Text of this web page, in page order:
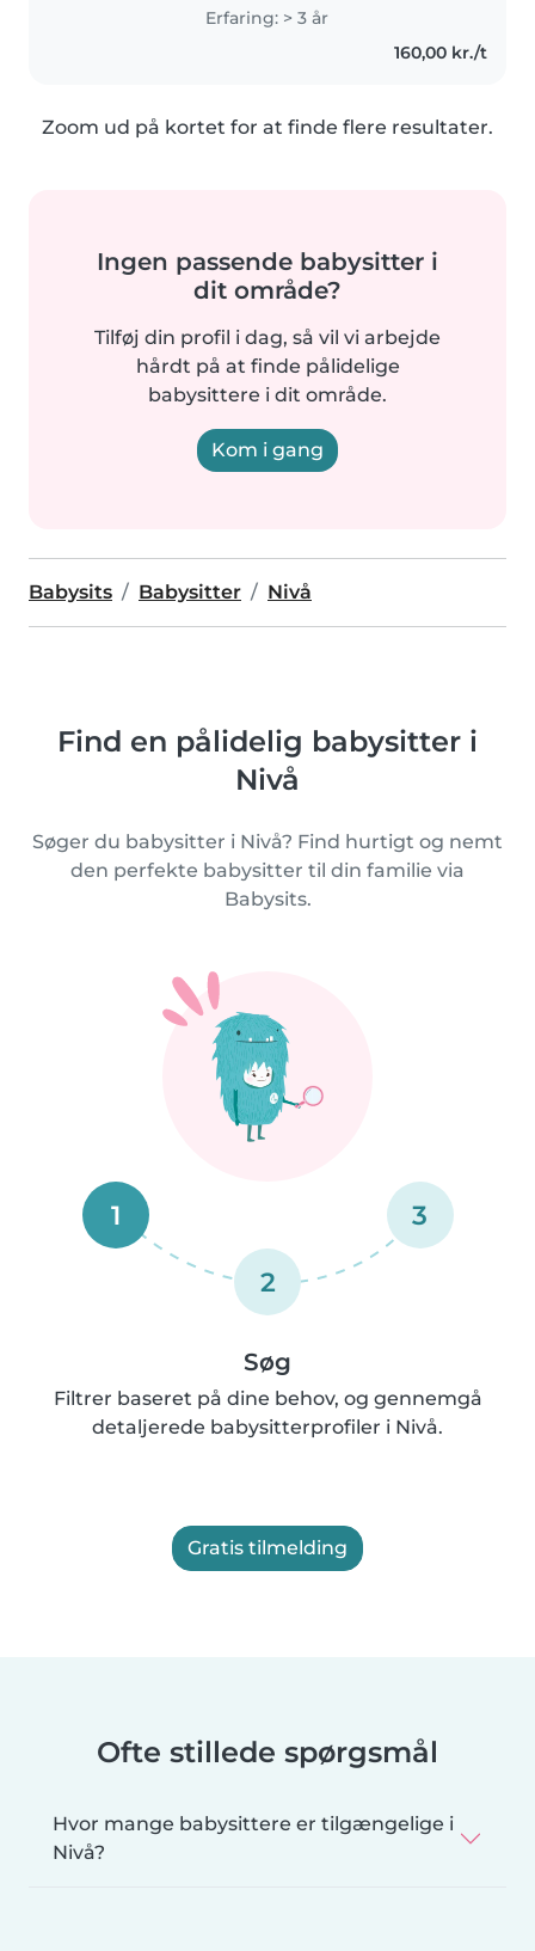
Erfaring: > 3 år
160,00 kr./t
Zoom ud på kortet for at finde flere resultater.
Ingen passende babysitter i
dit område?
Tilføj din profil i dag, så vil vi arbejde
hårdt på at finde pålidelige
babysittere i dit område.
Kom i gang
Babysits Babysitter Nivå
Find en pålidelig babysitter i
Nivå
Søger du babysitter i Nivå? Find hurtigt og nemt
den perfekte babysitter til din familie via
Babysits.
1
2
3
Søg
Filtrer baseret på dine behov, og gennemgå
detaljerede babysitterprofiler i Nivå.
Gratis tilmelding
Ofte stillede spørgsmål
Hvor mange babysittere er tilgængelige i
Nivå?